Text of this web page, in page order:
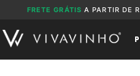
FRETE GRÁTIS A PARTIR DE